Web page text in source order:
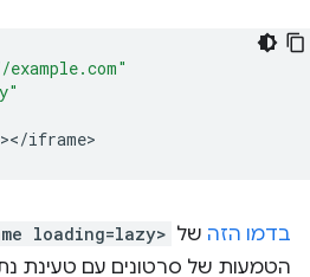
></iframe
בדמו הזה של loading=lazy>
הטמעות של סרטונים עם טעינת